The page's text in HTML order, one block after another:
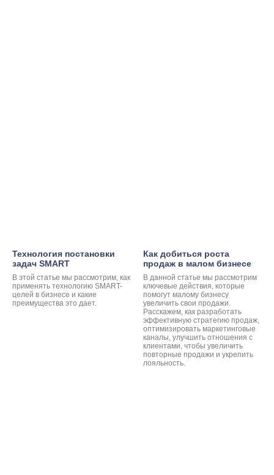
Технология постановки
задач SMART
В этой статье мы рассмотрим, как
применять технологию SMART-
целей в бизнесе и какие
преимущества это дает.
Как добиться роста
продаж в малом бизнесе
В данной статье мы рассмотрим
ключевые действия, которые
помогут малому бизнесу
увеличить свои продажи.
Расскажем, как разработать
эффективную стратегию продаж,
оптимизировать маркетинговые
каналы, улучшить отношения с
клиентами, чтобы увеличить
повторные продажи и укрепить
лояльность.